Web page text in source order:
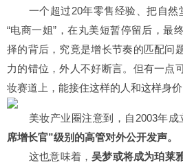
一个超过20年零售经验、把自
“电商一姐”，在丸美短暂停留后，最
择的背后，究竟是增长节奏的匹配问
力的错位，外人不好断言。但有一点
妆赛道上，能接住这样的人和这样身价
美妆产业圈注意到，自2003年成
席增长官”级别的高管对外公开发声。
这也意味着，吴梦或将成为珀莱